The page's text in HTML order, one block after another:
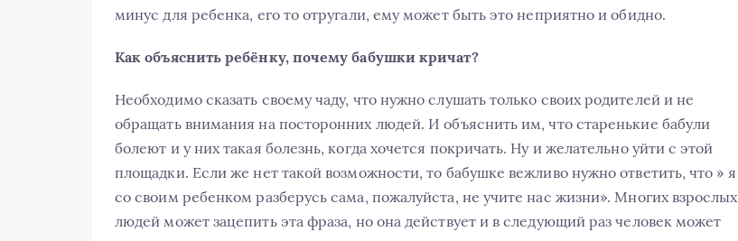
минус для ребенка, его то отругали, ему может быть это неприятно и обидно.
Как объяснить ребёнку, почему бабушки кричат?
Необходимо сказать своему чаду, что нужно слушать только своих родителей и не
обращать внимания на посторонних людей. И объяснить им, что старенькие бабули
болеют и у них такая болезнь, когда хочется покричать. Ну и желательно уйти с этой
площадки. Если же нет такой возможности, то бабушке вежливо нужно ответить, что » я
со своим ребенком разберусь сама, пожалуйста, не учите нас жизни». Многих взрослых
людей может зацепить эта фраза, но она действует и в следующий раз человек может